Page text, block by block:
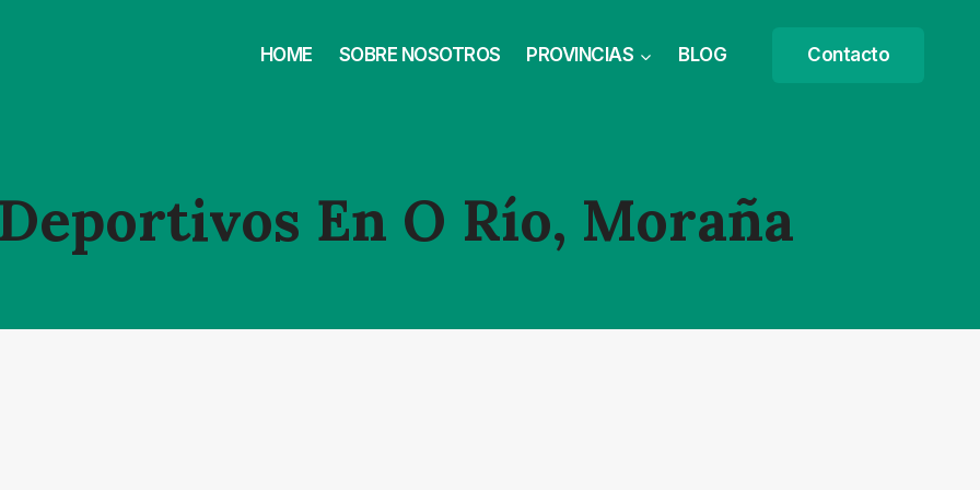
HOME SOBRE NOSOTROS PROVINCIAS BLOG Contacto
En O Río, Moraña